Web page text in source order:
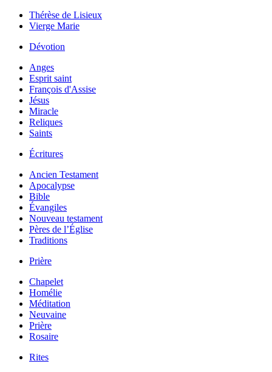
Thérèse de Lisieux
Vierge Marie
Dévotion
Anges
Esprit saint
François d'Assise
Jésus
Miracle
Reliques
Saints
Écritures
Ancien Testament
Apocalypse
Bible
Évangiles
Nouveau testament
Pères de l’Église
Traditions
Prière
Chapelet
Homélie
Méditation
Neuvaine
Prière
Rosaire
Rites